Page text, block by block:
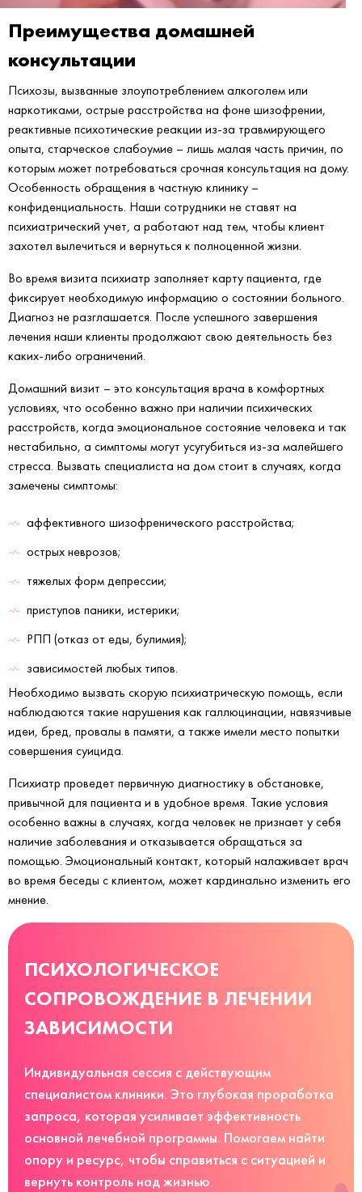
Преимущества домашней
консультации
Психозы, вызванные злоупотреблением алкоголем или
наркотиками, острые расстройства на фоне шизофрении,
реактивные психотические реакции из-за травмирующего
опыта, старческое слабоумие – лишь малая часть причин, по
которым может потребоваться срочная консультация на дому.
Особенность обращения в частную клинику –
конфиденциальность. Наши сотрудники не ставят на
психиатрический учет, а работают над тем, чтобы клиент
захотел вылечиться и вернуться к полноценной жизни.
Во время визита психиатр заполняет карту пациента, где
фиксирует необходимую информацию о состоянии больного.
Диагноз не разглашается. После успешного завершения
лечения наши клиенты продолжают свою деятельность без
каких-либо ограничений.
Домашний визит – это консультация врача в комфортных
условиях, что особенно важно при наличии психических
расстройств, когда эмоциональное состояние человека и так
нестабильно, а симптомы могут усугубиться из-за малейшего
стресса. Вызвать специалиста на дом стоит в случаях, когда
замечены симптомы:
аффективного шизофренического расстройства;
острых неврозов;
тяжелых форм депрессии;
приступов паники, истерики;
РПП (отказ от еды, булимия);
зависимостей любых типов.
Необходимо вызвать скорую психиатрическую помощь, если
наблюдаются такие нарушения как галлюцинации, навязчивые
идеи, бред, провалы в памяти, а также имели место попытки
совершения суицида.
Психиатр проведет первичную диагностику в обстановке,
привычной для пациента и в удобное время. Такие условия
особенно важны в случаях, когда человек не признает у себя
наличие заболевания и отказывается обращаться за
помощью. Эмоциональный контакт, который налаживает врач
во время беседы с клиентом, может кардинально изменить его
мнение.
ПСИХОЛОГИЧЕСКОЕ
СОПРОВОЖДЕНИЕ В ЛЕЧЕНИИ
ЗАВИСИМОСТИ
Индивидуальная сессия с действующим
специалистом клиники. Это глубокая проработка
запроса, которая усиливает эффективность
основной лечебной программы. Помогаем найти
опору и ресурс, чтобы справиться с ситуацией и
вернуть контроль над жизнью.